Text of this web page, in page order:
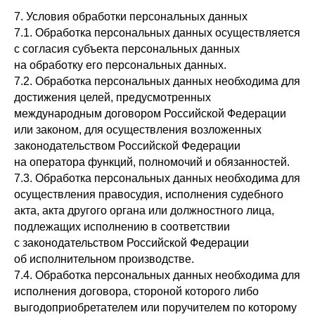
7. Условия обработки персональных данных
7.1. Обработка персональных данных осуществляется
с согласия субъекта персональных данных
на обработку его персональных данных.
7.2. Обработка персональных данных необходима для
достижения целей, предусмотренных
международным договором Российской Федерации
или законом, для осуществления возложенных
законодательством Российской Федерации
на оператора функций, полномочий и обязанностей.
7.3. Обработка персональных данных необходима для
осуществления правосудия, исполнения судебного
акта, акта другого органа или должностного лица,
подлежащих исполнению в соответствии
с законодательством Российской Федерации
об исполнительном производстве.
7.4. Обработка персональных данных необходима для
исполнения договора, стороной которого либо
выгодоприобретателем или поручителем по которому